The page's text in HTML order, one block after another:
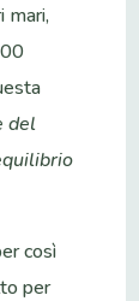
mari,
del
così
per